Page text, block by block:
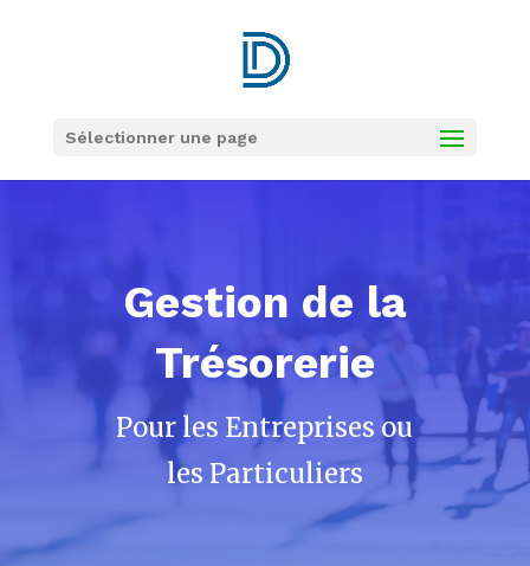
Sélectionner une page
Gestion de la
Trésorerie
Pour les Entreprises ou
les Particuliers